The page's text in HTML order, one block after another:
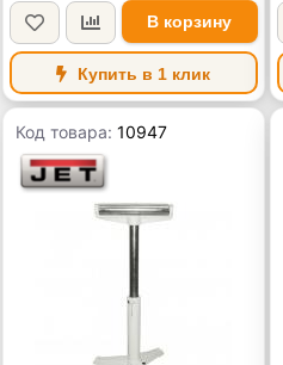
В корзину
Купить в 1 клик
Код товара:10947